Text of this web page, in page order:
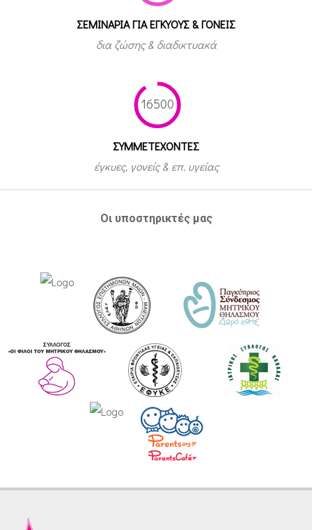
ΣΕΜΙΝΑΡΙΑ ΓΙΑ ΕΓΚΥΟΥΣ & ΓΟΝΕΙΣ
δια ζώσης & διαδικτυακά
16500
ΣΥΜΜΕΤEΧΟΝΤΕΣ
έγκυες, γονείς & επ. υγείας
Οι υποστηρικτές μας